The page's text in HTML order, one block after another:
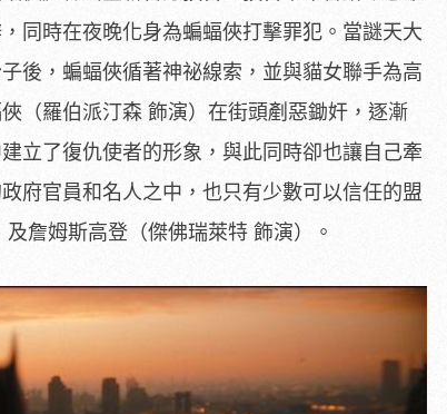
同時在夜晚化身為蝙蝠俠打擊罪犯。當謎天大
後，蝙蝠俠循著神祕線索，並與貓女聯手為高
（羅伯派汀森 飾演）在街頭剷惡鋤奸，逐漸
立了復仇使者的形象，與此同時卻也讓自己牽
府官員和名人之中，也只有少數可以信任的盟
詹姆斯高登（傑佛瑞萊特 飾演）。